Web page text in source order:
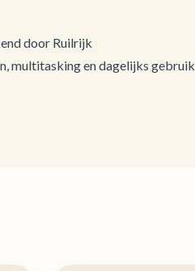
door Ruilrijk
multitasking en dagelijks gebruik